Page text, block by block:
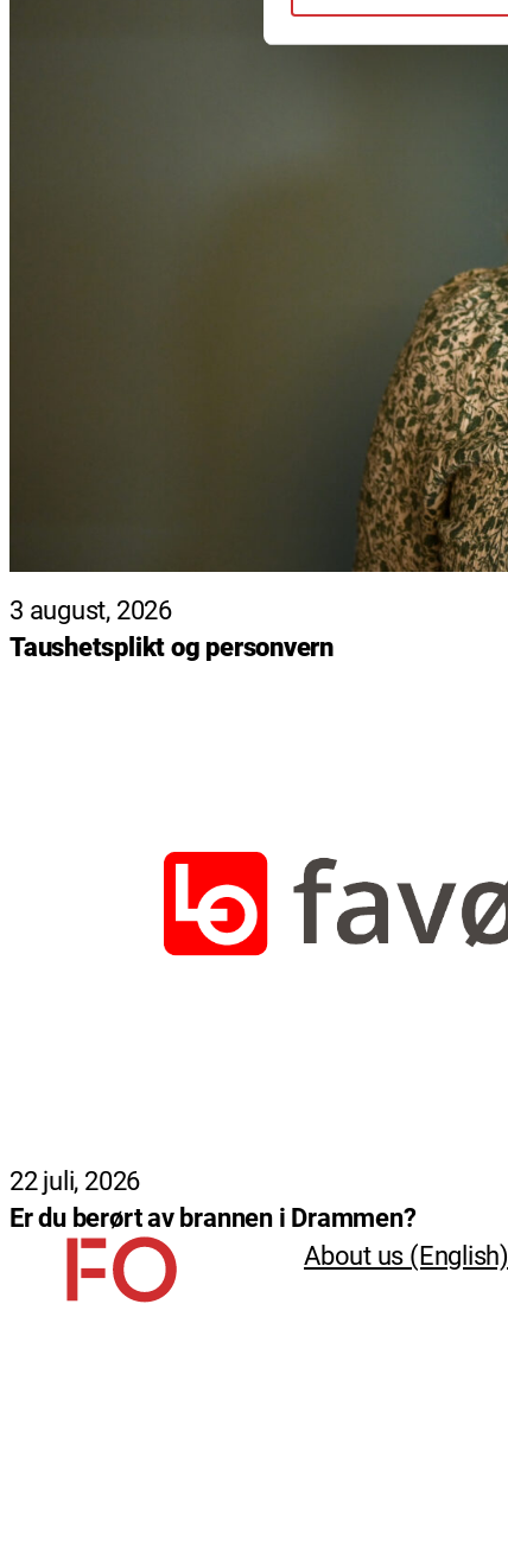
3 august, 2026
Taushetsplikt og personvern
22 juli, 2026
Er du berørt av brannen i Drammen?
About us (English)